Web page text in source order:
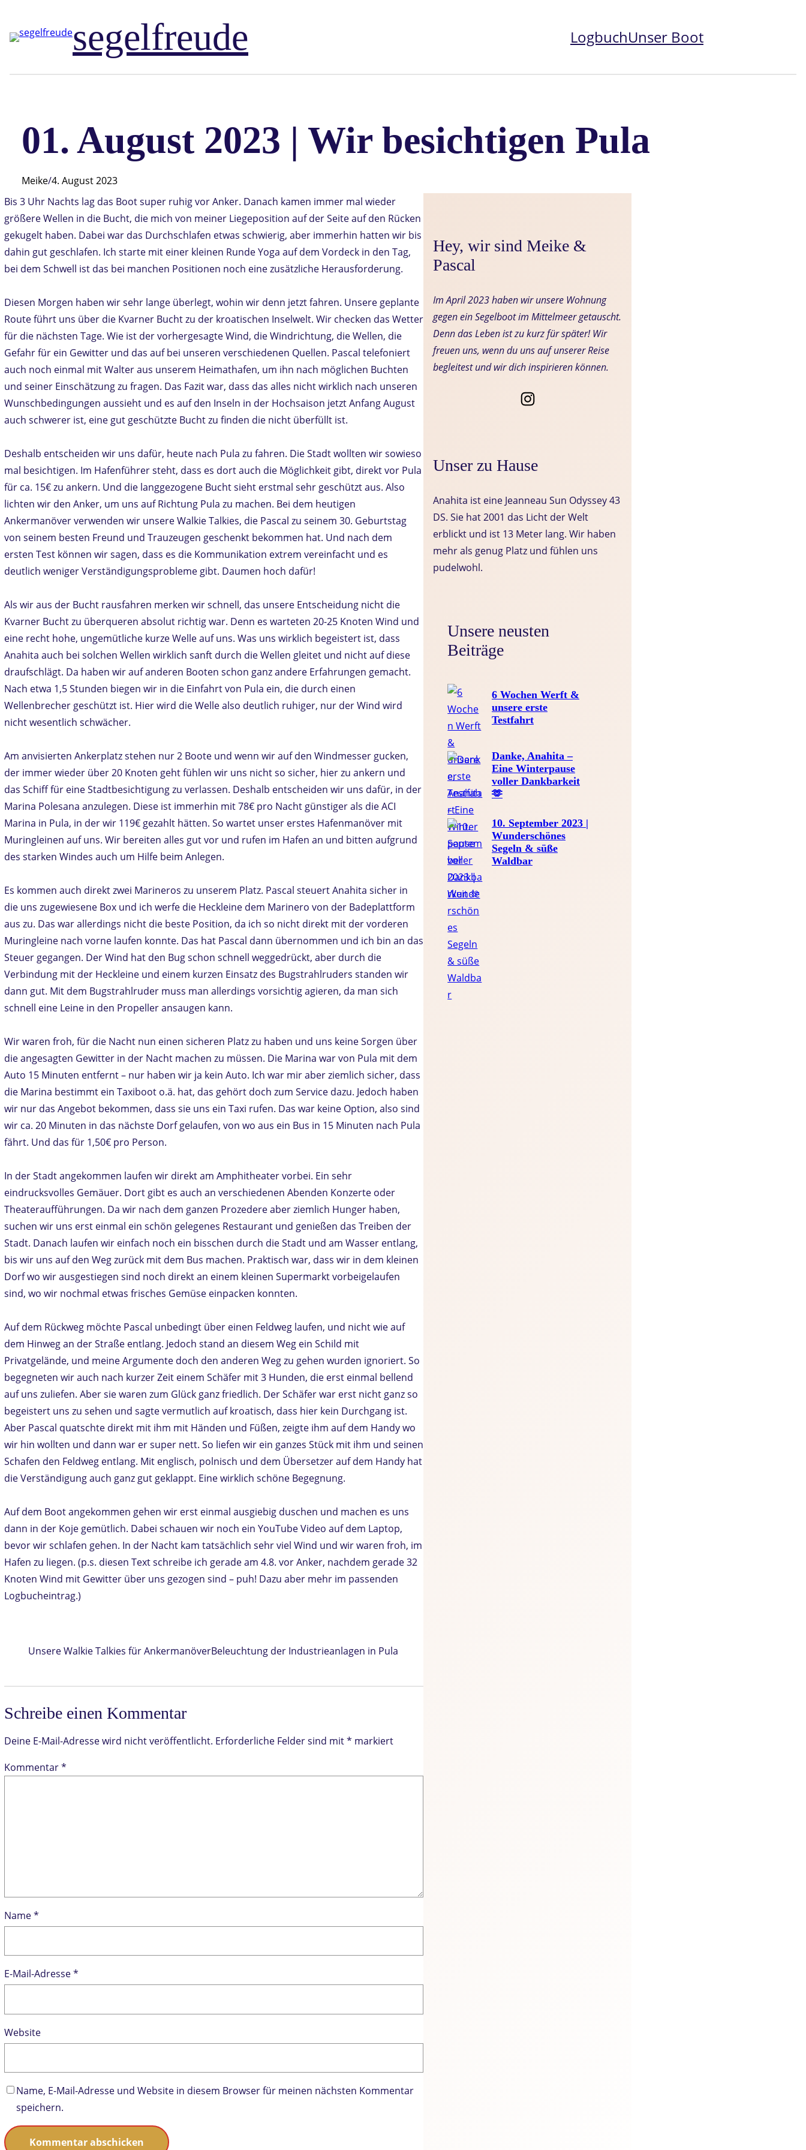
springen
segelfreude LogbuchUnser Boot
01. August 2023 | Wir besichtigen Pula
Meike/4. August 2023
Bis 3 Uhr Nachts lag das Boot super ruhig vor Anker. Danach kamen immer mal wieder
größere Wellen in die Bucht, die mich von meiner Liegeposition auf der Seite auf den Rücken
gekugelt haben. Dabei war das Durchschlafen etwas schwierig, aber immerhin hatten wir bis
dahin gut geschlafen. Ich starte mit einer kleinen Runde Yoga auf dem Vordeck in den Tag,
bei dem Schwell ist das bei manchen Positionen noch eine zusätzliche Herausforderung.
Diesen Morgen haben wir sehr lange überlegt, wohin wir denn jetzt fahren. Unsere geplante
Route führt uns über die Kvarner Bucht zu der kroatischen Inselwelt. Wir checken das Wetter
für die nächsten Tage. Wie ist der vorhergesagte Wind, die Windrichtung, die Wellen, die
Gefahr für ein Gewitter und das auf bei unseren verschiedenen Quellen. Pascal telefoniert
auch noch einmal mit Walter aus unserem Heimathafen, um ihn nach möglichen Buchten
und seiner Einschätzung zu fragen. Das Fazit war, dass das alles nicht wirklich nach unseren
Wunschbedingungen aussieht und es auf den Inseln in der Hochsaison jetzt Anfang August
auch schwerer ist, eine gut geschützte Bucht zu finden die nicht überfüllt ist.
Deshalb entscheiden wir uns dafür, heute nach Pula zu fahren. Die Stadt wollten wir sowieso
mal besichtigen. Im Hafenführer steht, dass es dort auch die Möglichkeit gibt, direkt vor Pula
für ca. 15€ zu ankern. Und die langgezogene Bucht sieht erstmal sehr geschützt aus. Also
lichten wir den Anker, um uns auf Richtung Pula zu machen. Bei dem heutigen
Ankermanöver verwenden wir unsere Walkie Talkies, die Pascal zu seinem 30. Geburtstag
von seinem besten Freund und Trauzeugen geschenkt bekommen hat. Und nach dem
ersten Test können wir sagen, dass es die Kommunikation extrem vereinfacht und es
deutlich weniger Verständigungsprobleme gibt. Daumen hoch dafür!
Als wir aus der Bucht rausfahren merken wir schnell, das unsere Entscheidung nicht die
Kvarner Bucht zu überqueren absolut richtig war. Denn es warteten 20-25 Knoten Wind und
eine recht hohe, ungemütliche kurze Welle auf uns. Was uns wirklich begeistert ist, dass
Anahita auch bei solchen Wellen wirklich sanft durch die Wellen gleitet und nicht auf diese
draufschlägt. Da haben wir auf anderen Booten schon ganz andere Erfahrungen gemacht.
Nach etwa 1,5 Stunden biegen wir in die Einfahrt von Pula ein, die durch einen
Wellenbrecher geschützt ist. Hier wird die Welle also deutlich ruhiger, nur der Wind wird
nicht wesentlich schwächer.
Am anvisierten Ankerplatz stehen nur 2 Boote und wenn wir auf den Windmesser gucken,
der immer wieder über 20 Knoten geht fühlen wir uns nicht so sicher, hier zu ankern und
das Schiff für eine Stadtbesichtigung zu verlassen. Deshalb entscheiden wir uns dafür, in der
Marina Polesana anzulegen. Diese ist immerhin mit 78€ pro Nacht günstiger als die ACI
Marina in Pula, in der wir 119€ gezahlt hätten. So wartet unser erstes Hafenmanöver mit
Muringleinen auf uns. Wir bereiten alles gut vor und rufen im Hafen an und bitten aufgrund
des starken Windes auch um Hilfe beim Anlegen.
Es kommen auch direkt zwei Marineros zu unserem Platz. Pascal steuert Anahita sicher in
die uns zugewiesene Box und ich werfe die Heckleine dem Marinero von der Badeplattform
aus zu. Das war allerdings nicht die beste Position, da ich so nicht direkt mit der vorderen
Muringleine nach vorne laufen konnte. Das hat Pascal dann übernommen und ich bin an das
Steuer gegangen. Der Wind hat den Bug schon schnell weggedrückt, aber durch die
Verbindung mit der Heckleine und einem kurzen Einsatz des Bugstrahlruders standen wir
dann gut. Mit dem Bugstrahlruder muss man allerdings vorsichtig agieren, da man sich
schnell eine Leine in den Propeller ansaugen kann.
Wir waren froh, für die Nacht nun einen sicheren Platz zu haben und uns keine Sorgen über
die angesagten Gewitter in der Nacht machen zu müssen. Die Marina war von Pula mit dem
Auto 15 Minuten entfernt – nur haben wir ja kein Auto. Ich war mir aber ziemlich sicher, dass
die Marina bestimmt ein Taxiboot o.ä. hat, das gehört doch zum Service dazu. Jedoch haben
wir nur das Angebot bekommen, dass sie uns ein Taxi rufen. Das war keine Option, also sind
wir ca. 20 Minuten in das nächste Dorf gelaufen, von wo aus ein Bus in 15 Minuten nach Pula
fährt. Und das für 1,50€ pro Person.
In der Stadt angekommen laufen wir direkt am Amphitheater vorbei. Ein sehr
eindrucksvolles Gemäuer. Dort gibt es auch an verschiedenen Abenden Konzerte oder
Theateraufführungen. Da wir nach dem ganzen Prozedere aber ziemlich Hunger haben,
suchen wir uns erst einmal ein schön gelegenes Restaurant und genießen das Treiben der
Stadt. Danach laufen wir einfach noch ein bisschen durch die Stadt und am Wasser entlang,
bis wir uns auf den Weg zurück mit dem Bus machen. Praktisch war, dass wir in dem kleinen
Dorf wo wir ausgestiegen sind noch direkt an einem kleinen Supermarkt vorbeigelaufen
sind, wo wir nochmal etwas frisches Gemüse einpacken konnten.
Auf dem Rückweg möchte Pascal unbedingt über einen Feldweg laufen, und nicht wie auf
dem Hinweg an der Straße entlang. Jedoch stand an diesem Weg ein Schild mit
Privatgelände, und meine Argumente doch den anderen Weg zu gehen wurden ignoriert. So
begegneten wir auch nach kurzer Zeit einem Schäfer mit 3 Hunden, die erst einmal bellend
auf uns zuliefen. Aber sie waren zum Glück ganz friedlich. Der Schäfer war erst nicht ganz so
begeistert uns zu sehen und sagte vermutlich auf kroatisch, dass hier kein Durchgang ist.
Aber Pascal quatschte direkt mit ihm mit Händen und Füßen, zeigte ihm auf dem Handy wo
wir hin wollten und dann war er super nett. So liefen wir ein ganzes Stück mit ihm und seinen
Schafen den Feldweg entlang. Mit englisch, polnisch und dem Übersetzer auf dem Handy hat
die Verständigung auch ganz gut geklappt. Eine wirklich schöne Begegnung.
Auf dem Boot angekommen gehen wir erst einmal ausgiebig duschen und machen es uns
dann in der Koje gemütlich. Dabei schauen wir noch ein YouTube Video auf dem Laptop,
bevor wir schlafen gehen. In der Nacht kam tatsächlich sehr viel Wind und wir waren froh, im
Hafen zu liegen. (p.s. diesen Text schreibe ich gerade am 4.8. vor Anker, nachdem gerade 32
Knoten Wind mit Gewitter über uns gezogen sind – puh! Dazu aber mehr im passenden
Logbucheintrag.)
Unsere Walkie Talkies für AnkermanöverBeleuchtung der Industrieanlagen in Pula
Schreibe einen Kommentar
Deine E-Mail-Adresse wird nicht veröffentlicht. Erforderliche Felder sind mit* markiert
Kommentar*
Name*
E-Mail-Adresse*
Website
Name, E-Mail-Adresse und Website in diesem Browser für meinen nächsten Kommentar
speichern.
Hey, wir sind Meike &
Pascal
Im April 2023 haben wir unsere Wohnung
gegen ein Segelboot im Mittelmeer getauscht.
Denn das Leben ist zu kurz für später! Wir
freuen uns, wenn du uns auf unserer Reise
begleitest und wir dich inspirieren können.
Unser zu Hause
Anahita ist eine Jeanneau Sun Odyssey 43
DS. Sie hat 2001 das Licht der Welt
erblickt und ist 13 Meter lang. Wir haben
mehr als genug Platz und fühlen uns
pudelwohl.
Unsere neusten
Beiträge
6 Wochen Werft &
unsere erste
Testfahrt
Danke, Anahita –
Eine Winterpause
voller Dankbarkeit
🫶
10. September 2023 |
Wunderschönes
Segeln & süße
Waldbar